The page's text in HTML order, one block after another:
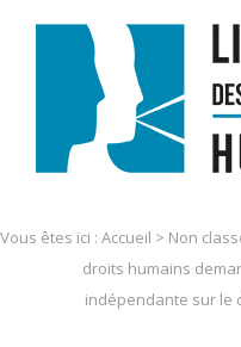
Vous êtes ici : Accueil > Non
droits humains
indépendante sur le